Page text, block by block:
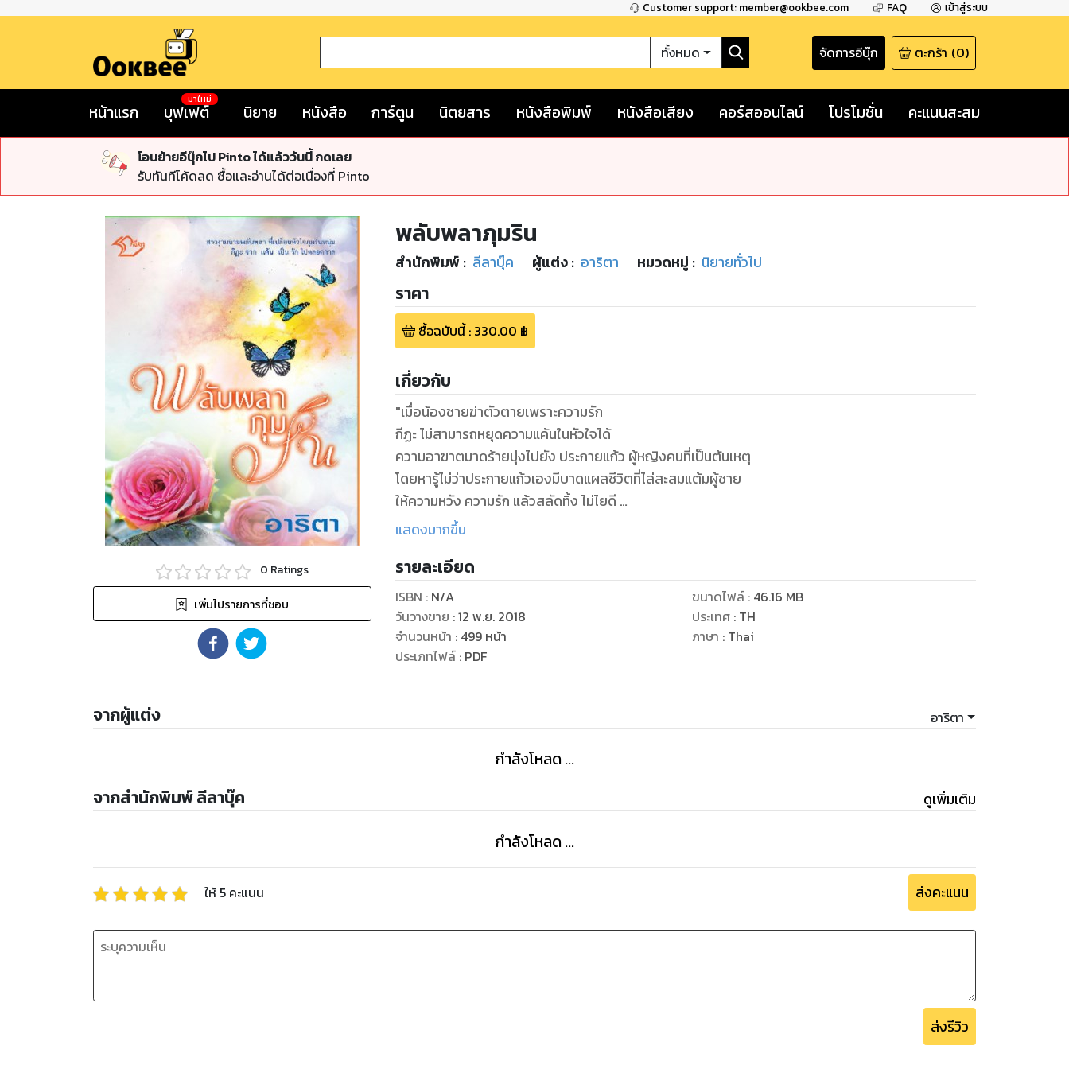
Customer support: member@ookbee.com FAQ เข้าสู่ระบบ
ทั้งหมด จัดการอีบุ๊ก ตะกร้า (0)
หน้าแรก บุฟเฟต์
มาใหม่
นิยาย หนังสือ การ์ตูน นิตยสาร หนังสือพิมพ์ หนังสือเสียง คอร์สออนไลน์ โปรโมชั่น คะแนนสะสม
โอนย้ายอีบุ๊กไป Pinto ได้แล้ววันนี้ กดเลย
รับทันทีโค้ดลด ซื้อและอ่านได้ต่อเนื่องที่ Pinto
0 Ratings
เพิ่มไปรายการที่ชอบ
พลับพลาภุมริน
สำนักพิมพ์ : ลีลาบุ๊ค ผู้แต่ง : อาริตา หมวดหมู่ : นิยายทั่วไป
ราคา
ซื้อฉบับนี้: 330.00 ฿
เกี่ยวกับ
"เมื่อน้องชายฆ่าตัวตายเพราะความรัก
กีฏะ ไม่สามารถหยุดความแค้นในหัวใจได้
ความอาฆาตมาดร้ายมุ่งไปยัง ประกายแก้ว ผู้หญิงคนที่เป็นต้นเหตุ
โดยหารู้ไม่ว่าประกายแก้วเองมีบาดแผลชีวิตที่ไล่สะสมแต้มผู้ชาย
ให้ความหวัง ความรัก แล้วสลัดทิ้ง ไม่ไยดี
ใครอ่อนแอก็แพ้ไป
แต่ พลับพลา ก้าวออกมาขวางในเส้นทางแก้แค้นของเขา
ภุมรินหนุ่ม จึงพบว่า “แค้นแม่แต่รักลูก”
แม่ผู้ยอมเอาชีวิตตัวเองชดใช้ความแค้นเพื่อปกป้องลูกสาว
กีฏะเองก็พบว่าแม้พลับพลาจะไม่ใช่ดอกไม้ แต่เธอเป็นมากกว่านั้น
พลับพลาคือศาลาพักกายพักใจ...และทำให้ความแค้นสูญสลายไป
แสดงมากขึ้น
รายละเอียด
ISBN : N/A
วันวางขาย :12 พ.ย. 2018
จำนวนหน้า : 499 หน้า
ประเภทไฟล์: PDF
ขนาดไฟล์: 46.16 MB
ประเทศ : TH
ภาษา : Thai
จากผู้แต่ง อาริตา
กำลังโหลด ...
จากสำนักพิมพ์ ลีลาบุ๊ค ดูเพิ่มเติม
กำลังโหลด ...
ให้ 5 คะแนน ส่งคะแนน
ส่งรีวิว